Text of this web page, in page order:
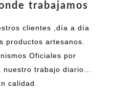
trabajamos
clientes ,día a día
productos artesanos.
Oficiales por
nuestro trabajo diario…
calidad.